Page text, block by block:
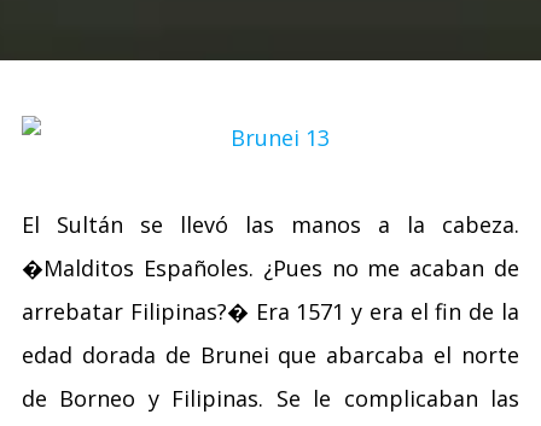
El Sultán se llevó las manos a la cabeza.
�Malditos Españoles. ¿Pues no me acaban de
arrebatar Filipinas?� Era 1571 y era el fin de la
edad dorada de Brunei que abarcaba el norte
de Borneo y Filipinas. Se le complicaban las